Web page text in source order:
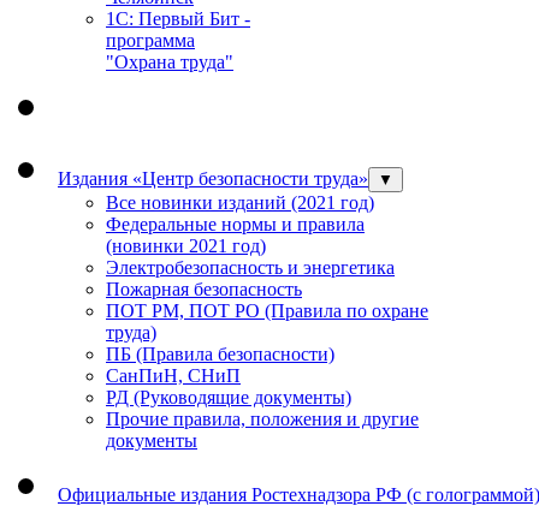
1С: Первый Бит -
программа
"Охрана труда"
Издания «Центр безопасности труда» ▼
Все новинки изданий (2021 год)
Федеральные нормы и правила
(новинки 2021 год)
Электробезопасность и энергетика
Пожарная безопасность
ПОТ РМ, ПОТ РО (Правила по охране
труда)
ПБ (Правила безопасности)
СанПиН, СНиП
РД (Руководящие документы)
Прочие правила, положения и другие
документы
Официальные издания Ростехнадзора РФ (с голограммой)